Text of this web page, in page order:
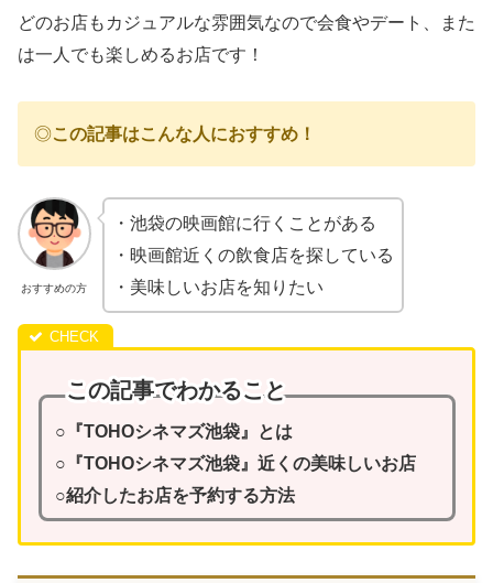
どのお店もカジュアルな雰囲気なので会食やデート、また
は一人でも楽しめるお店です！
◎この記事はこんな人におすすめ！
おすすめの方
・池袋の映画館に行くことがある
・映画館近くの飲食店を探している
・美味しいお店を知りたい
この記事でわかること
○『TOHOシネマズ池袋』とは
○『TOHOシネマズ池袋』近くの美味しいお店
○紹介したお店を予約する方法